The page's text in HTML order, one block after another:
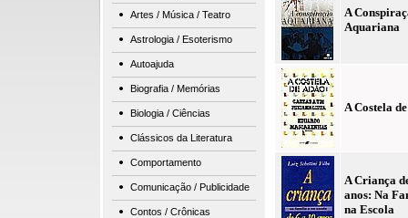
Artes / Música / Teatro
Astrologia / Esoterismo
Autoajuda
Biografia / Memórias
Biologia / Ciências
Clássicos da Literatura
Comportamento
Comunicação / Publicidade
Contos / Crônicas
A
Aquariana
A Costela
A Criança
anos: Na
na Escola